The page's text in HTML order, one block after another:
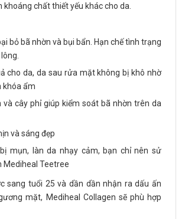
khoáng chất thiết yếu khác cho da.
bỏ bã nhờn và bụi bẩn. Hạn chế tình trạng
cho da, da sau rửa mặt không bị khô nhờ
khóa ẩm
và cây phỉ giúp kiểm soát bã nhờn trên da
và sáng đẹp
mụn, làn da nhạy cảm, bạn chỉ nên sử
Mediheal Teetree
sang tuổi 25 và dần dần nhận ra dấu ấn
mặt, Mediheal Collagen sẽ phù hợp